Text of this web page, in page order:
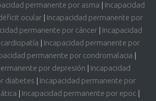
permanente por asma | Incapacidad
ocular| Incapacidad permanente por
permanente por cáncer| Incapacidad
| Incapacidad permanente por
permanente por condromalacia |
por depresión | Incapacidad
diabetes | Incapacidad permanente por
| Incapacidad permanente por epoc|